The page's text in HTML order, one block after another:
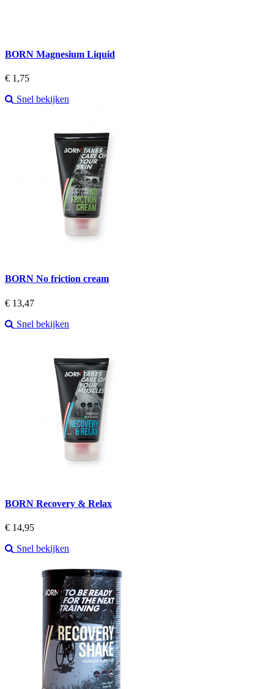
BORN Magnesium Liquid
Prijs
€ 1,75
Snel bekijken
BORN No friction cream
Prijs
€ 13,47
Snel bekijken
BORN Recovery & Relax
Prijs
€ 14,95
Snel bekijken